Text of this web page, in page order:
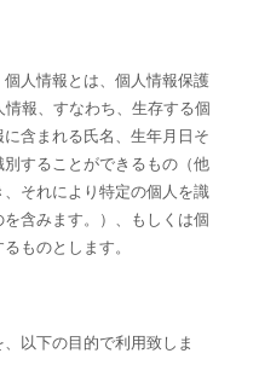
人情報とは、個人情報保護
報、すなわち、生存する個
含まれる氏名、生年月日そ
することができるもの（他
それにより特定の個人を識
含みます。）、もしくは個
ものとします。
以下の目的で利用致しま